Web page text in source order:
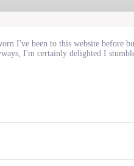
I've been to this website before
I'm certainly delighted I